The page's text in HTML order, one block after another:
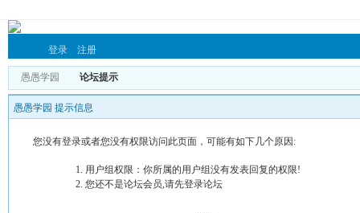
登录 注册
愚愚学园 论坛提示
愚愚学园 提示信息
您没有登录或者您没有权限访问此页面，可能有如下几个原因:
用户组权限：你所属的用户组没有发表回复的权限!
您还不是论坛会员,请先登录论坛